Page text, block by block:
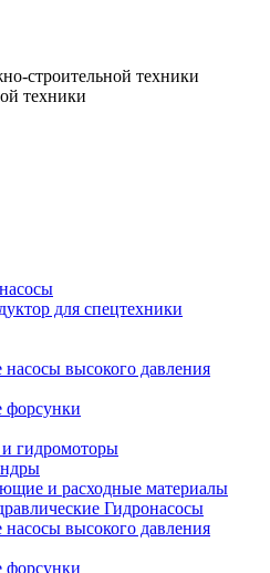
строительной техники
техники
для спецтехники
высокого давления
форсунки
гидромоторы
и расходные материалы
Гидронасосы
высокого давления
форсунки